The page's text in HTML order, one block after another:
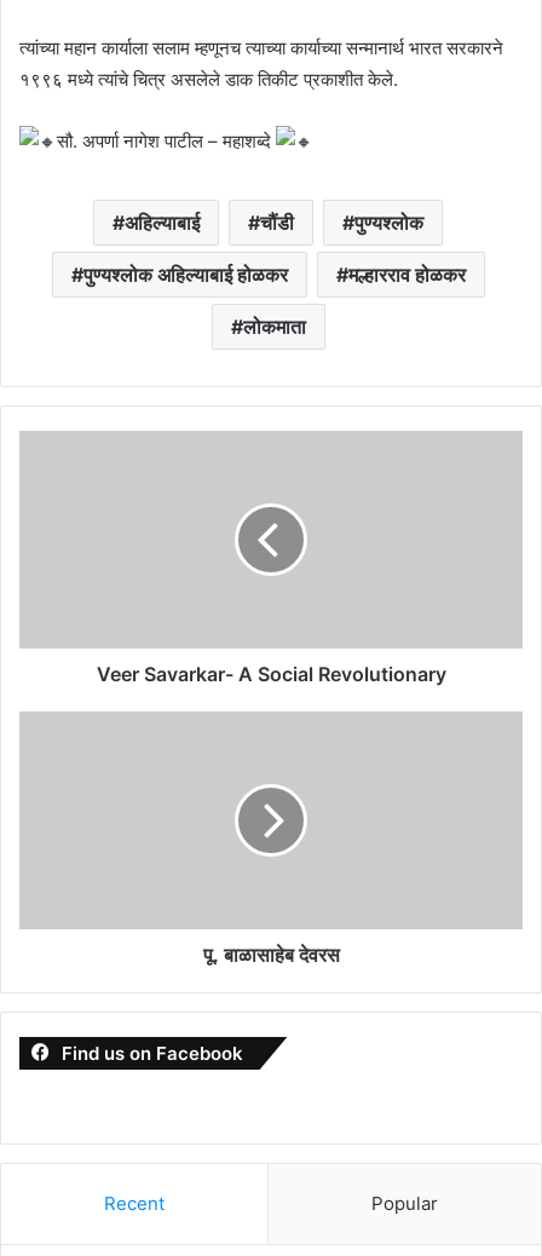
त्यांच्या महान कार्याला सलाम म्हणूनच त्याच्या कार्याच्या सन्मानार्थ भारत सरकारने
१९९६ मध्ये त्यांचे चित्र असलेले डाक तिकीट प्रकाशीत केले.
सौ. अपर्णा नागेश पाटील – महाशब्दे
अहिल्याबाई चौंडी पुण्यश्लोक
पुण्यश्लोक अहिल्याबाई होळकर मल्हारराव होळकर
लोकमाता
Veer Savarkar- A Social Revolutionary
पू. बाळासाहेब देवरस
Find us on Facebook
Recent Popular